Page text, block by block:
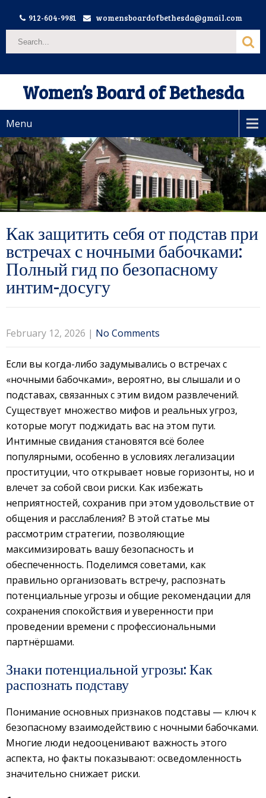
912-604-9981 womensboardofbethesda@gmail.com
Women’s Board of Bethesda
Menu
Как защитить себя от подстав при
встречах с ночными бабочками:
Полный гид по безопасному
интим-досугу
February 12, 2026 | No Comments
Если вы когда-либо задумывались о встречах с
«ночными бабочками», вероятно, вы слышали и о
подставах, связанных с этим видом развлечений.
Существует множество мифов и реальных угроз,
которые могут поджидать вас на этом пути.
Интимные свидания становятся всё более
популярными, особенно в условиях легализации
проституции, что открывает новые горизонты, но и
влечет за собой свои риски. Как избежать
неприятностей, сохранив при этом удовольствие от
общения и расслабления? В этой статье мы
рассмотрим стратегии, позволяющие
максимизировать вашу безопасность и
обеспеченность. Поделимся советами, как
правильно организовать встречу, распознать
потенциальные угрозы и общие рекомендации для
сохранения спокойствия и уверенности при
проведении времени с профессиональными
партнёршами.
Знаки потенциальной угрозы: Как
распознать подставу
Понимание основных признаков подставы — ключ к
безопасному взаимодействию с ночными бабочками.
Многие люди недооценивают важность этого
аспекта, но факты показывают: осведомленность
значительно снижает риски.